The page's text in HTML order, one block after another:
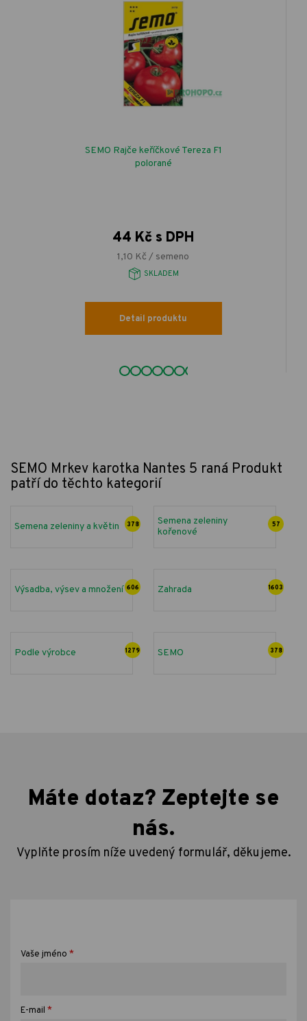
SEMO Rajče keříčkové Tereza F1
polorané
44 Kč s DPH
1,10 Kč / semeno
SKLADEM
Detail produktu
SEMO Mrkev karotka Nantes 5 raná Produkt
patří do těchto kategorií
Semena zeleniny a květin 378
Semena zeleniny
kořenové
57
Výsadba, výsev a množení 606 Zahrada 1603
Podle výrobce 1279 SEMO 378
Máte dotaz? Zeptejte se
nás.
Vyplňte prosím níže uvedený formulář, děkujeme.
Vaše jméno *
E-mail *